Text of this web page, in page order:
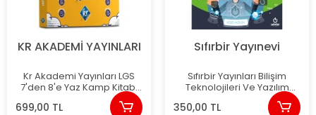
KR AKADEMİ YAYINLARI
Kr Akademi Yayınları LGS
7'den 8'e Yaz Kamp Kitabı
699,00 TL
Sıfırbir Yayınevi
Sıfırbir Yayınları Bilişim
Teknolojileri Ve Yazılım
350,00 TL